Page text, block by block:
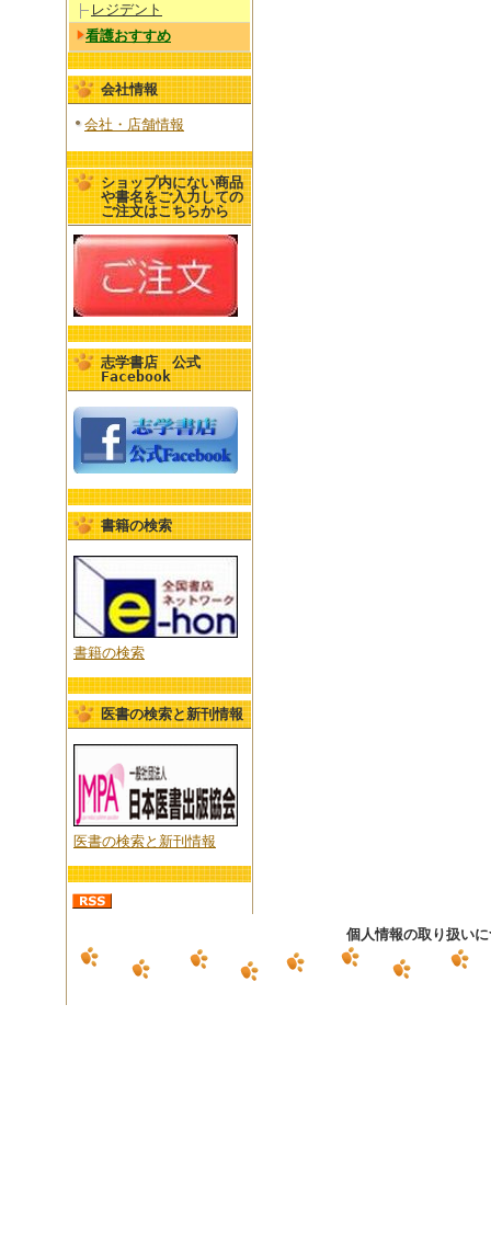
レジデント
看護おすすめ
会社情報
会社・店舗情報
ショップ内にない商品
や書名をご入力しての
ご注文はこちらから
志学書店 公式
Facebook
書籍の検索
書籍の検索
医書の検索と新刊情報
医書の検索と新刊情報
個人情報の取り扱い